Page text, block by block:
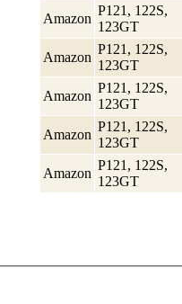
Amazon
P121, 122S,
123GT
Amazon
P121, 122S,
123GT
Amazon
P121, 122S,
123GT
Amazon
P121, 122S,
123GT
Amazon
P121, 122S,
123GT